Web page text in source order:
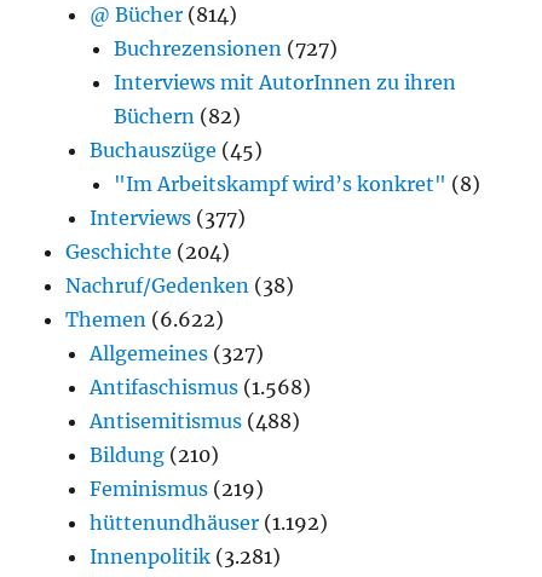
@ Bücher (814)
Buchrezensionen (727)
Interviews mit AutorInnen zu ihren
Büchern (82)
Buchauszüge (45)
"Im Arbeitskampf wird’s konkret" (8)
Interviews (377)
Geschichte (204)
Nachruf/Gedenken (38)
Themen (6.622)
Allgemeines (327)
Antifaschismus (1.568)
Antisemitismus (488)
Bildung (210)
Feminismus (219)
hüttenundhäuser (1.192)
Innenpolitik (3.281)